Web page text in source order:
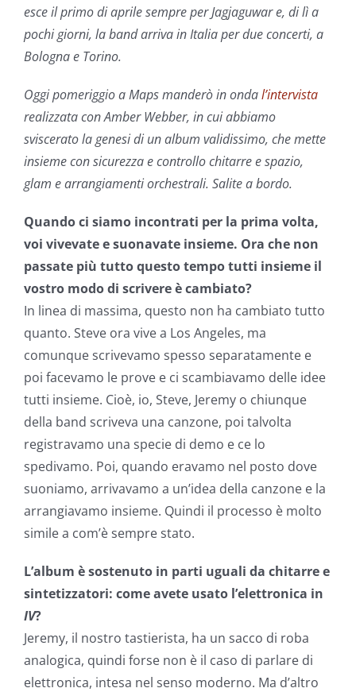
esce il primo di aprile sempre per Jagjaguware, di lì a
pochi giorni, la band arriva in Italiaper due concerti, a
Bologna e Torino.
Oggi pomeriggio a Maps manderò in ondal’intervista
realizzata con Amber Webber, in cui abbiamo
sviscerato la genesi di un album validissimo, che mette
insieme con sicurezza e controllo chitarre e spazio,
glam e arrangiamenti orchestrali. Salite a bordo.
Quando ci siamo incontrati per la prima volta,
voi vivevate e suonavate insieme. Ora che non
passate più tutto questo tempo tutti insieme il
vostro modo di scrivere è cambiato?
In linea di massima, questo non ha cambiato tutto
quanto. Steve ora vive a Los Angeles, ma
comunque scrivevamo spesso separatamente e
poi facevamo le prove e ci scambiavamo delle idee
tutti insieme. Cioè, io, Steve, Jeremy o chiunque
della band scriveva una canzone, poi talvolta
registravamo una specie di demo e ce lo
spedivamo. Poi, quando eravamo nel posto dove
suoniamo, arrivavamo a un’idea della canzone e la
arrangiavamo insieme. Quindi il processo è molto
simile a com’è sempre stato.
L’album è sostenuto in parti uguali da chitarre e
sintetizzatori: come avete usato l’elettronica in
IV?
Jeremy, il nostro tastierista, ha un sacco di roba
analogica, quindi forse non è il caso di parlare di
elettronica, intesa nel senso moderno. Ma d’altro